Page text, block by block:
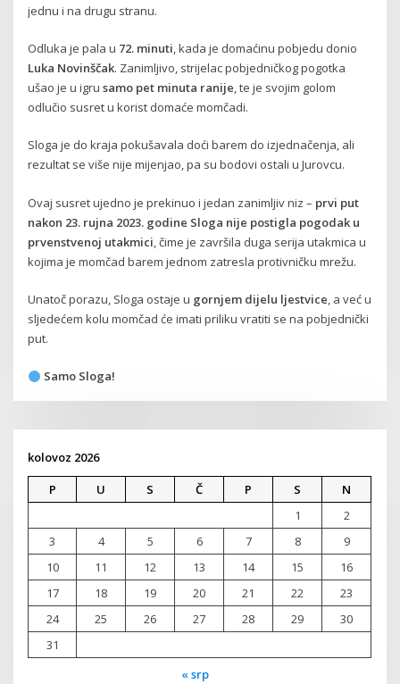
jednu i na drugu stranu.
Odluka je pala u 72. minuti, kada je domaćinu pobjedu donio
Luka Novinščak. Zanimljivo, strijelac pobjedničkog pogotka
ušao je u igrusamo pet minuta ranije, te je svojim golom
odlučio susret u korist domaće momčadi.
Sloga je do kraja pokušavala doći barem do izjednačenja, ali
rezultat se više nije mijenjao, pa su bodovi ostali u Jurovcu.
Ovaj susret ujedno je prekinuo i jedan zanimljiv niz – prvi put
nakon 23. rujna 2023. godine Sloga nije postigla pogodak u
prvenstvenoj utakmici, čime je završila duga serija utakmica u
kojima je momčad barem jednom zatresla protivničku mrežu.
Unatoč porazu, Sloga ostaje u gornjem dijelu ljestvice, a već u
sljedećem kolu momčad će imati priliku vratiti se na pobjednički
put.
Samo Sloga!
kolovoz 2026
P
U S Č P S
N
1
2
3
4 5 6 7 8
9
10
11 12 13 14 15
16
17
18 19 20 21 22
23
24
25 26 27 28 29
30
31
« srp